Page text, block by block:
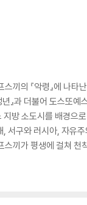
의 『악령』에 나타
년』과 더불어 도스또
방 소도시를 배경으
서구와 러시아, 자유
끼가 평생에 걸쳐 천